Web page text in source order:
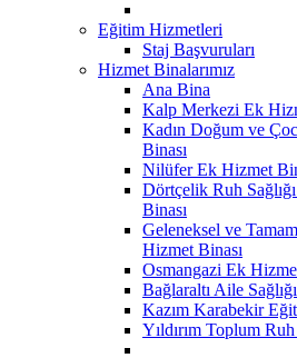
Eğitim Hizmetleri
Staj Başvuruları
Hizmet Binalarımız
Ana Bina
Kalp Merkezi Ek
Kadın Doğum ve
Binası
Nilüfer Ek Hizmet
Dörtçelik Ruh
Binası
Geleneksel ve
Hizmet Binası
Osmangazi Ek
Bağlaraltı Aile
Kazım Karabekir
Yıldırım Toplum